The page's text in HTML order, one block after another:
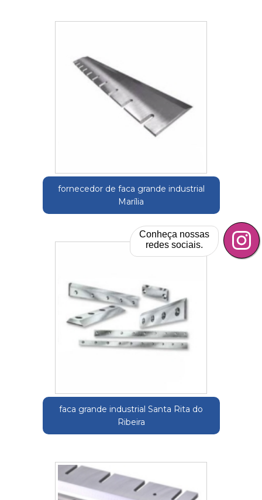
fornecedor de faca grande industrial
Marília
faca grande industrial Santa Rita do
Ribeira
Conheça nossas
redes sociais.